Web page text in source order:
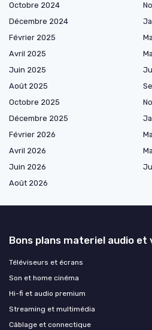
Octobre 2024
Décembre 2024
Février 2025
Avril 2025
Juin 2025
Août 2025
Octobre 2025
Décembre 2025
Février 2026
Avril 2026
Juin 2026
Août 2026
Bons plans materiel audio et
Téléviseurs et écrans
Son et home cinéma
Hi-fi et audio premium
Streaming et multimédia
Câblage et connectique